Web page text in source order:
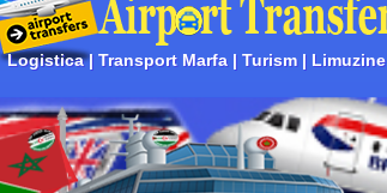
Logistica | Transport Marfa | Turism | Limuzine